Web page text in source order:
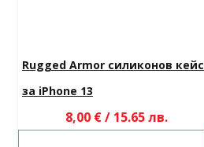
Rugged Armor силиконов кейс
за iPhone 13
8,00 € / 15.65 лв.